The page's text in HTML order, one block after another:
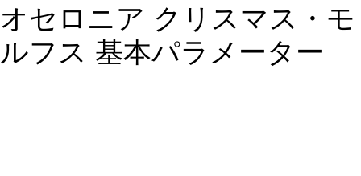
オセロニア クリスマス・モ
ルフス 基本パラメーター